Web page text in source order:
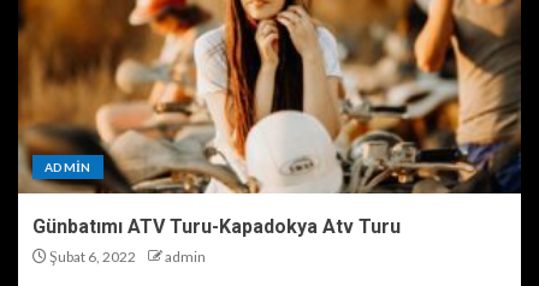
ADMIN
Günbatımı ATV Turu-Kapadokya Atv Turu
Şubat 6, 2022 admin